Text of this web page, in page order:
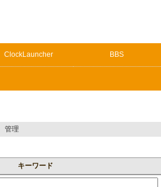
ClockLauncher BBS
管理
キーワード